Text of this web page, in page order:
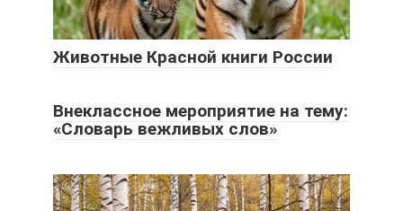
Животные Красной книги России
Внеклассное мероприятие на тему:
«Словарь вежливых слов»